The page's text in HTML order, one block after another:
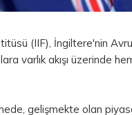
(IIF), İngiltere'nin
varlık akışı üzerinde
gelişmekte olan